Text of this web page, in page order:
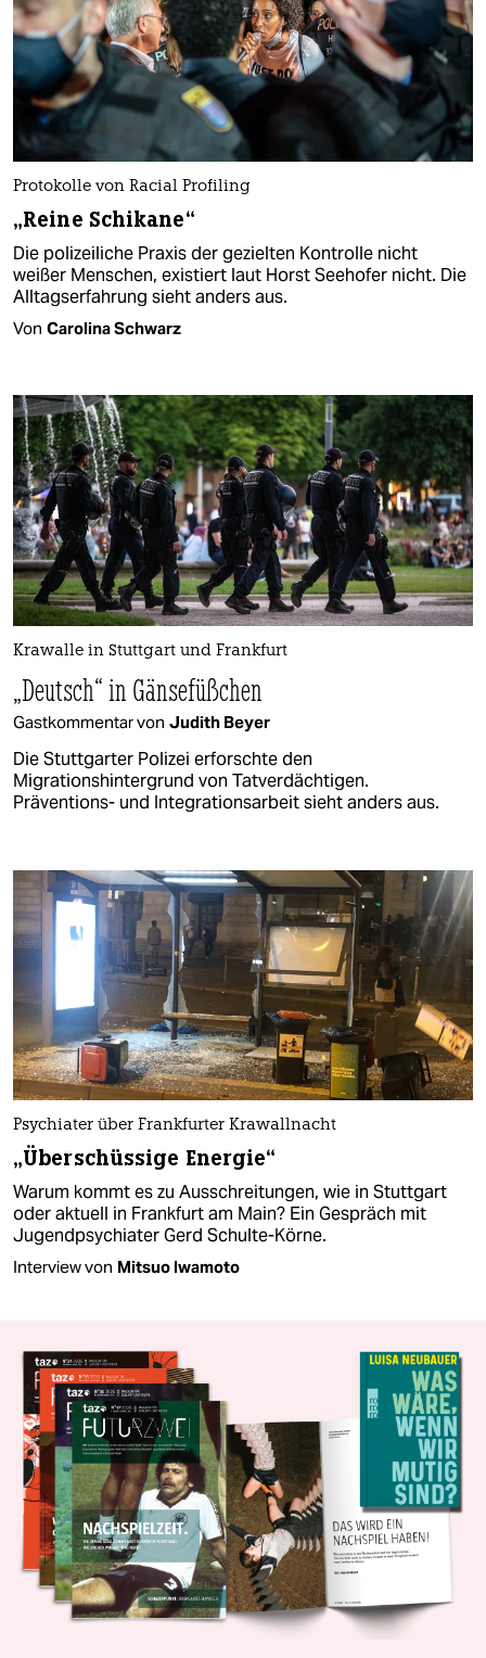
Protokolle von Racial Profiling
„Reine Schikane“
Die polizeiliche Praxis der gezielten Kontrolle nicht
weißer Menschen, existiert laut Horst Seehofer nicht. Die
Alltagserfahrung sieht anders aus.
Von Carolina Schwarz
Krawalle in Stuttgart und Frankfurt
„Deutsch“ in Gänsefüßchen
Gastkommentar von Judith Beyer
Die Stuttgarter Polizei erforschte den
Migrationshintergrund von Tatverdächtigen.
Präventions- und Integrationsarbeit sieht anders aus.
Psychiater über Frankfurter Krawallnacht
„Überschüssige Energie“
Warum kommt es zu Ausschreitungen, wie in Stuttgart
oder aktuell in Frankfurt am Main? Ein Gespräch mit
Jugendpsychiater Gerd Schulte-Körne.
Interview von Mitsuo Iwamoto